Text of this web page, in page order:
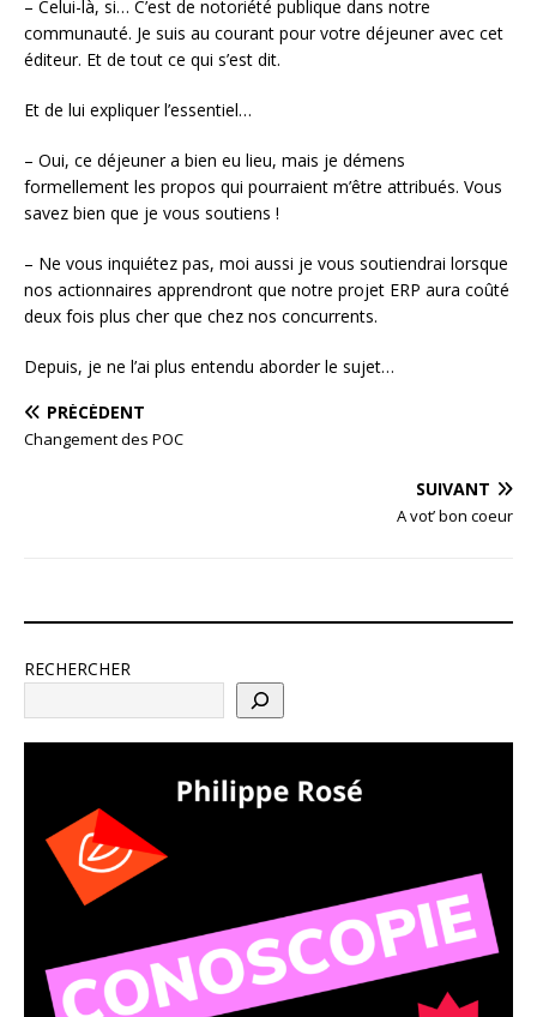
– Celui-là, si… C’est de notoriété publique dans notre
communauté. Je suis au courant pour votre déjeuner avec cet
éditeur. Et de tout ce qui s’est dit.
Et de lui expliquer l’essentiel…
– Oui, ce déjeuner a bien eu lieu, mais je démens
formellement les propos qui pourraient m’être attribués. Vous
savez bien que je vous soutiens !
– Ne vous inquiétez pas, moi aussi je vous soutiendrai lorsque
nos actionnaires apprendront que notre projet ERP aura coûté
deux fois plus cher que chez nos concurrents.
Depuis, je ne l’ai plus entendu aborder le sujet…
PRÉCÉDENT
Changement des POC
SUIVANT
A vot’ bon coeur
RECHERCHER